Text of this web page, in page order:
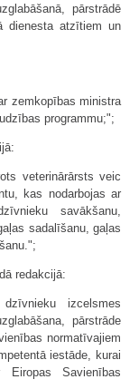
pārstrādē
dienesta atzītiem un
zemkopības ministra
programmu;";
veterinārārsts veic
kas nodarbojas ar
savākšanu,
sadalīšanu, gaļas
redakcijā:
izcelsmes
pārstrāde
normatīvajiem
iestāde, kurai
Savienības